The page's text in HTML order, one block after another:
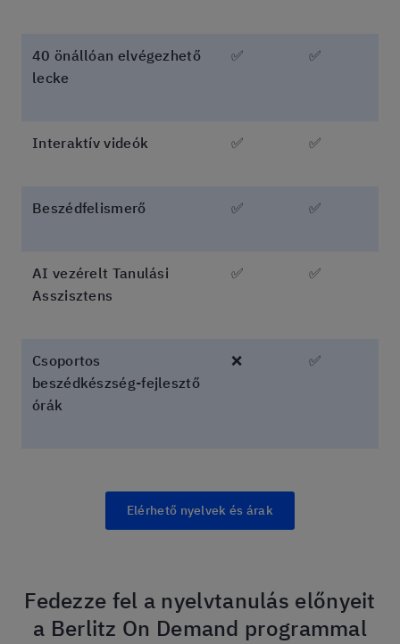
40 önállóan elvégezhető
lecke
✅ ✅
Interaktív videók ✅ ✅
Beszédfelismerő ✅ ✅
AI vezérelt Tanulási
Asszisztens
✅ ✅
Csoportos
beszédkészség-fejlesztő
órák
❌ ✅
Elérhető nyelvek és árak
Fedezze fel a nyelvtanulás előnyeit
a Berlitz On Demand programmal